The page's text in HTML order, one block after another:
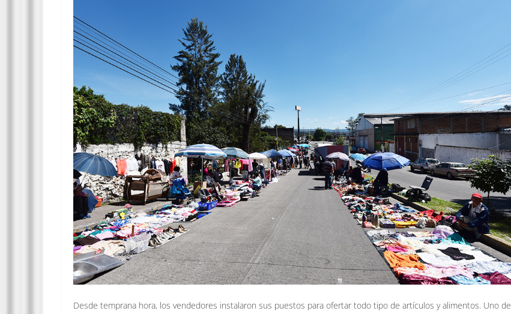
Desde temprana hora, los vendedores instalaron sus puestos para ofertar todo tipo de artículos y alimentos. Uno de